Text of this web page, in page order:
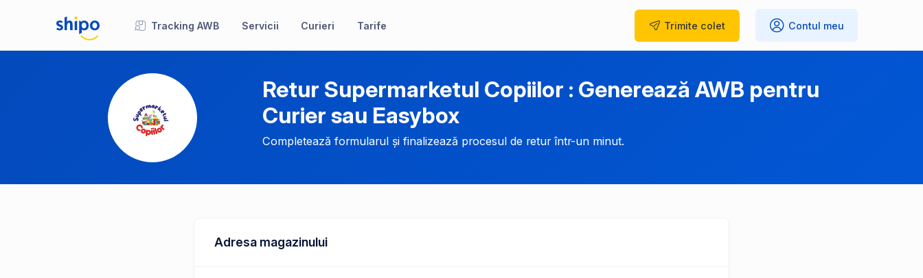
Tracking AWB Servicii Curieri Tarife Trimite colet Contul meu
Retur Supermarketul Copiilor : Generează AWB pentru
Curier sau Easybox
Completează formularul și finalizează procesul de retur într-un minut.
Adresa magazinului